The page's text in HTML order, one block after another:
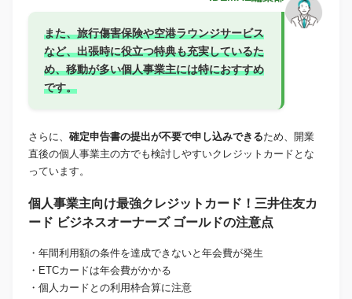
また、旅行傷害保険や空港ラウンジサービス
など、出張時に役立つ特典も充実しているた
め、移動が多い個人事業主には特におすすめ
です。
さらに、 確定申告書の提出が不要で申し込みできるため、開業
直後の個人事業主の方でも検討しやすいクレジットカードとな
っています。
個人事業主向け最強クレジットカード！三井住友カ
ード ビジネスオーナーズ ゴールドの注意点
・年間利用額の条件を達成できないと年会費が発生
・ETCカードは年会費がかかる
・個人カードとの利用枠合算に注意